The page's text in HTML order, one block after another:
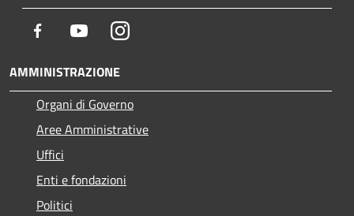
Facebook YoutubeInstagram
AMMINISTRAZIONE
Organi di Governo
Aree Amministrative
Uffici
Enti e fondazioni
Politici